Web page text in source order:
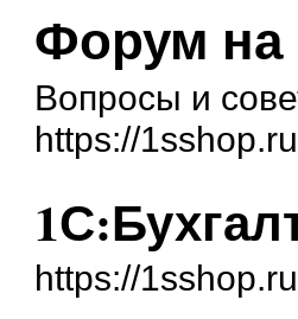
Форум на
Вопросы и
https://
https://